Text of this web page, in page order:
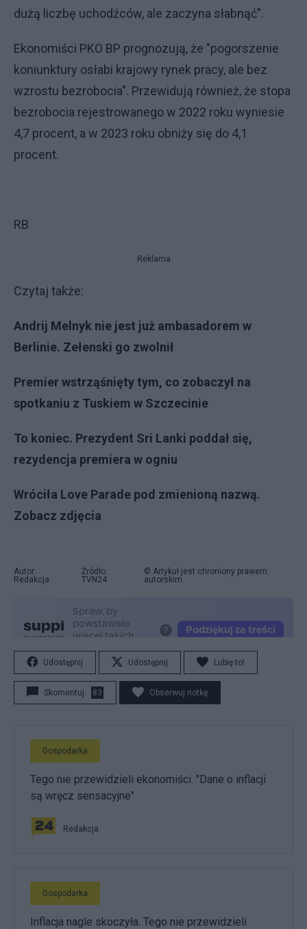
dużą liczbę uchodźców, ale zaczyna słabnąć".
Ekonomiści PKO BP prognozują, że "pogorszenie
koniunktury osłabi krajowy rynek pracy, ale bez
wzrostu bezrobocia". Przewidują również, że stopa
bezrobocia rejestrowanego w 2022 roku wyniesie
4,7 procent, a w 2023 roku obniży się do 4,1
procent.
RB
Reklama
Czytaj także:
Andrij Melnyk nie jest już ambasadorem w
Berlinie. Zełenski go zwolnił
Premier wstrząśnięty tym, co zobaczył na
spotkaniu z Tuskiem w Szczecinie
To koniec. Prezydent Sri Lanki poddał się,
rezydencja premiera w ogniu
Wróciła Love Parade pod zmienioną nazwą.
Zobacz zdjęcia
Autor:
Redakcja
Źródło:
TVN24
© Artykuł jest chroniony prawem
autorskim.
Udostępnij Udostępnij Lubię to!
Skomentuj 83 Obserwuj notkę
Gospodarka
Tego nie przewidzieli ekonomiści. "Dane o inflacji
są wręcz sensacyjne"
Redakcja
Gospodarka
Inflacja nagle skoczyła. Tego nie przewidzieli